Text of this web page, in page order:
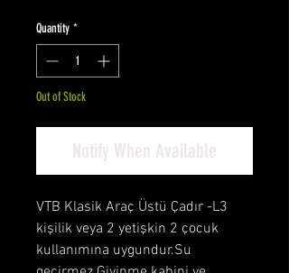
Quantity *
Out of Stock
Notify When Available
VTB Klasik Araç Üstü Çadır -L3
kişilik veya 2 yetişkin 2 çocuk
kullanımına uygundur.Su